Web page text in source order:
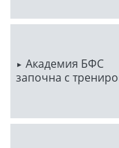
Академия БФС
започна с